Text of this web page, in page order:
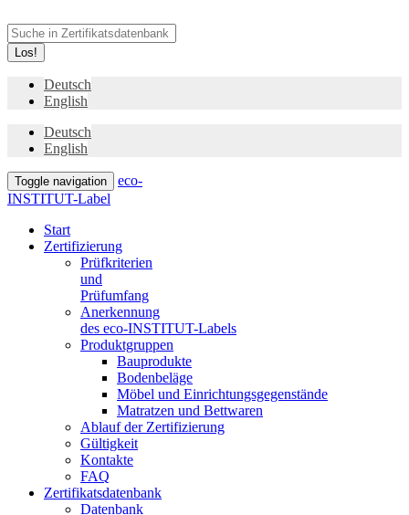
Los!
Deutsch
English
Deutsch
English
Toggle navigation
eco-
INSTITUT-Label
Start
Zertifizierung
Prüfkriterien
und
Prüfumfang
Anerkennung
des eco-INSTITUT-Labels
Produktgruppen
Bauprodukte
Bodenbeläge
Möbel und Einrichtungsgegenstände
Matratzen und Bettwaren
Ablauf der Zertifizierung
Gültigkeit
Kontakte
FAQ
Zertifikatsdatenbank
Datenbank